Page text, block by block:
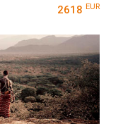
2618 EUR